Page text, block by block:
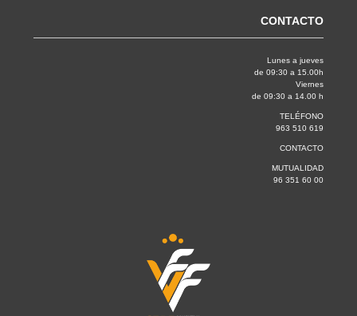
CONTACTO
Lunes a jueves
de 09:30 a 15.00h
Viernes
de 09:30 a 14.00 h
TELÉFONO
963 510 619
CONTACTO
MUTUALIDAD
96 351 60 00